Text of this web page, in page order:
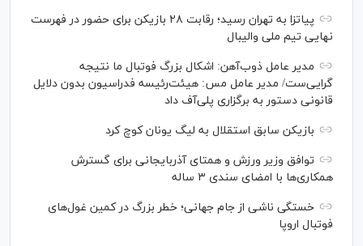
پیاتزا به تهران رسید؛ رقابت ۲۸ بازیکن برای حضور در فهرست
نهایی تیم ملی والیبال
مدیر عامل ذوب‌آهن: اشکال بزرگ فوتبال ما نتیجه
گرایی‌ست/ مدیر عامل مس: هیئت‌رئیسه فدراسیون بدون دلایل
قانونی دستور به برگزاری پلی‌آف داد
بازیکن سابق استقلال به لیگ یونان کوچ کرد
توافق وزیر ورزش و همتای آذربایجانی برای گسترش
همکاری‌ها با امضای سندی ۳ ساله
خستگی ناشی از جام جهانی؛ خطر بزرگ در کمین غول‌های
فوتبال اروپا